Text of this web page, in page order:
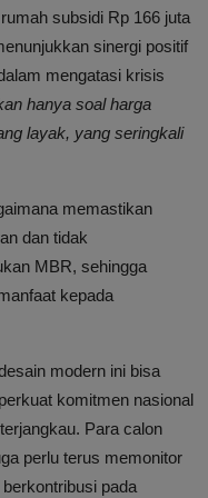
subsidi Rp 166 juta
sinergi positif
mengatasi krisis
hanya soal harga
layak, yang seringkali
memastikan
dan tidak
MBR, sehingga
kepada
modern ini bisa
komitmen nasional
Para calon
perlu terus memonitor
pada